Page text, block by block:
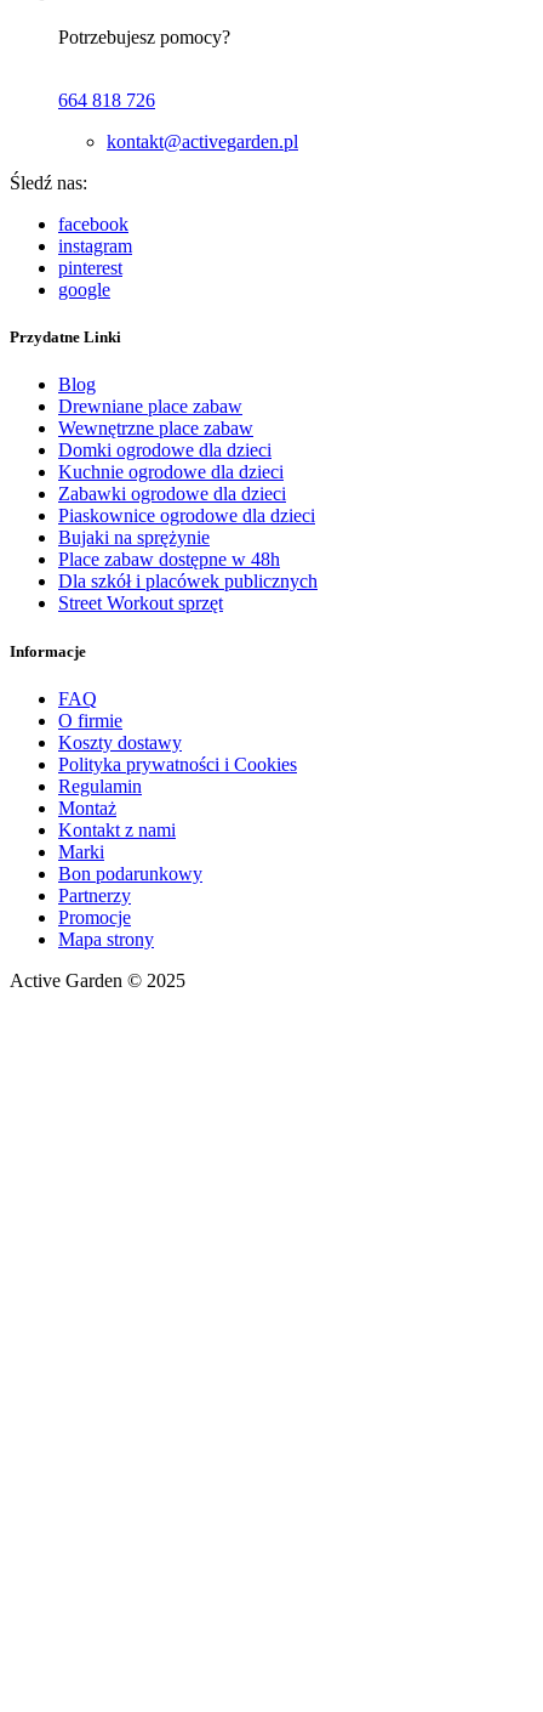
Potrzebujesz pomocy?
664 818 726
kontakt@activegarden.pl
Śledź nas:
facebook
instagram
pinterest
google
Przydatne Linki
Blog
Drewniane place zabaw
Wewnętrzne place zabaw
Domki ogrodowe dla dzieci
Kuchnie ogrodowe dla dzieci
Zabawki ogrodowe dla dzieci
Piaskownice ogrodowe dla dzieci
Bujaki na sprężynie
Place zabaw dostępne w 48h
Dla szkół i placówek publicznych
Street Workout sprzęt
Informacje
FAQ
O firmie
Koszty dostawy
Polityka prywatności i Cookies
Regulamin
Montaż
Kontakt z nami
Marki
Bon podarunkowy
Partnerzy
Promocje
Mapa strony
Active Garden © 2025